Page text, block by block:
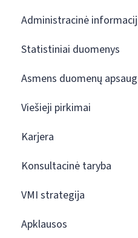
Administracinė
Statistiniai duomenys
Asmens duomenų
Viešieji pirkimai
Karjera
Konsultacinė taryba
VMI strategija
Apklausos